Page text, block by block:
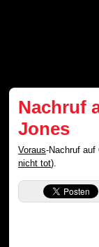
Nachruf
Jones
Voraus-Nachruf auf
nicht tot).